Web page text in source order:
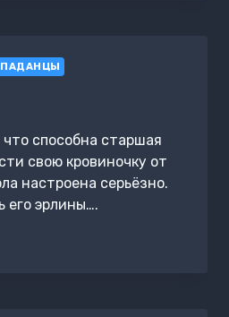
способна старшая
свою кровиночку от
настроена серьёзно.
его эрлины….